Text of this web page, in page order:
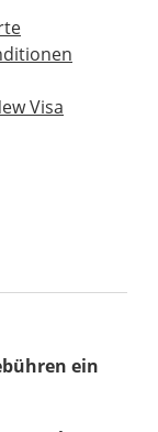
Visa
ein